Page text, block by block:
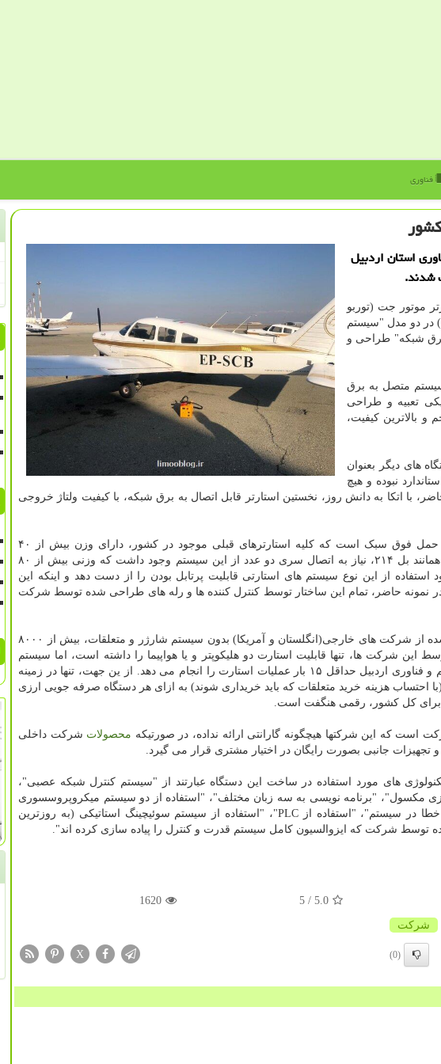
فناوری
استان اردبیل
شدند.
موتور جت (توربو
در دو مدل "سیستم
شبکه" طراحی و
متصل به برق
تعبیه و طراحی
بالاترین کیفیت،
های دیگر بعنوان
نبوده و هیچ
با اتکا به دانش روز، نخستین استارتر قابل اتصال به برق شبکه، با کیفیت ولتاژ خروجی
نکته حائز اهمیت اصلی در مورد استارترهای قابل حمل فوق سبک است که کلیه استارترهای قبلی موجود در کشور، دارای وزن بیش از ۴۰
کیلوگرم بودند که برای استارتر هلیکوپترهای بزرگ همانند بل ۲۱۴، نیاز به اتصال سری دو عدد از این سیستم وجود داشت که وزنی بیش از ۸۰
از این نوع سیستم های استارتی قابلیت پرتابل بودن را از دست دهد و اینکه این
نمونه حاضر، تمام این ساختار توسط کنترل کننده ها و رله های طراحی شده توسط شرکت
نمونه هر استارتر قابل حمل، بنا به استعلام انجام شده از شرکت های خارجی(انگلستان و آمریکا) بدون سیستم شارژر و متعلقات، بیش از ۸۰۰۰
این شرکت ها، تنها قابلیت استارت دو هلیکوپتر و یا هواپیما را داشته است، اما سیستم
تعبیه شده توسط شرکت مذبور مستقر در پارک علم و فناوری اردبیل حداقل ۱۵ بار عملیات استارت را انجام می دهد. از ین جهت، تنها در زمینه
حمل، رقمی بیش از ۱۰ هزار دلار (با احتساب هزینه خرید متعلقات که باید خریداری شوند) به ازای هر دستگاه صرفه جویی ارزی
برای کل کشور، رقمی هنگفت است.
است که این شرکتها هیچگونه گارانتی ارائه نداده، در صورتیکه محصولات شرکت داخلی
تجهیزات جانبی بصورت رایگان در اختیار مشتری قرار می گیرد.
های مورد استفاده در ساخت این دستگاه عبارتند از "سیستم کنترل شبکه عصبی"،
مکسول"، "برنامه نویسی به سه زبان مختلف"، "استفاده از دو سیستم میکروپروسسوری
متفاوت بمنظور افزایش فرکانس و کاهش ریسک خطا در سیستم"، "استفاده از PLC"، "استفاده از سیستم سوئیچینگ استاتیکی (به روزترین
توسط شرکت که ایزوالسیون کامل سیستم قدرت و کنترل را پیاده سازی کرده اند".
5.0
/ 5
1620
شركت
(0)
X